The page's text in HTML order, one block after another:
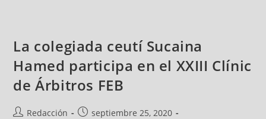
La colegiada ceutí Sucaina
Hamed participa en el XXIII Clínic
de Árbitros FEB
Redacción
septiembre 25, 2020